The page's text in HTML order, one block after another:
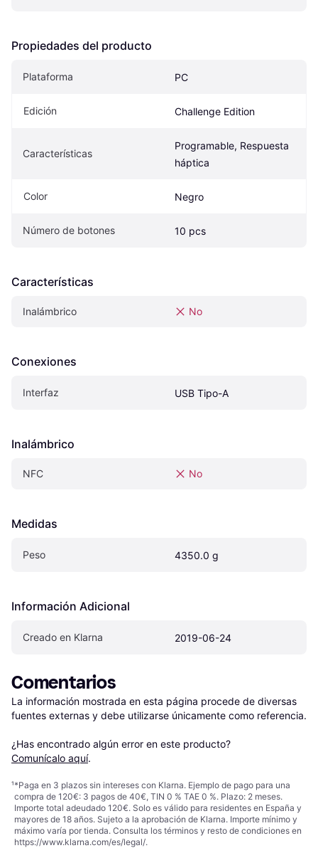
Propiedades del producto
Plataforma PC
Edición Challenge Edition
Características
Programable, Respuesta
háptica
Color Negro
Número de botones 10 pcs
Características
Inalámbrico No
Conexiones
Interfaz USB Tipo-A
Inalámbrico
NFC No
Medidas
Peso 4350.0 g
Información Adicional
Creado en Klarna 2019-06-24
Comentarios
La información mostrada en esta página procede de diversas
fuentes externas y debe utilizarse únicamente como referencia.
¿Has encontrado algún error en este producto?
Comunícalo aquí.
¹*Paga en 3 plazos sin intereses con Klarna. Ejemplo de pago para una
compra de 120€: 3 pagos de 40€, TIN 0 % TAE 0 %. Plazo: 2 meses.
Importe total adeudado 120€. Solo es válido para residentes en España y
mayores de 18 años. Sujeto a la aprobación de Klarna. Importe mínimo y
máximo varía por tienda. Consulta los términos y resto de condiciones en
https://www.klarna.com/es/legal/.